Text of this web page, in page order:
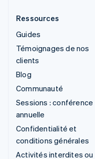
Ressources
Guides
Témoignages de nos
clients
Blog
Communauté
Sessions : conférence
annuelle
Confidentialité et
conditions générales
Activités interdites ou